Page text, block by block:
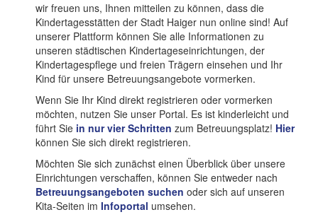
wir freuen uns, Ihnen mitteilen zu können, dass die
Kindertagesstätten der Stadt Haiger nun online sind! Auf
unserer Plattform können Sie alle Informationen zu
unseren städtischen Kindertageseinrichtungen, der
Kindertagespflege und freien Trägern einsehen und Ihr
Kind für unsere Betreuungsangebote vormerken.
Wenn Sie Ihr Kind direkt registrieren oder vormerken
möchten, nutzen Sie unser Portal. Es ist kinderleicht und
führt Sie in nur vier Schritten zum Betreuungsplatz! Hier
können Sie sich direkt registrieren.
Möchten Sie sich zunächst einen Überblick über unsere
Einrichtungen verschaffen, können Sie entweder nach
Betreuungsangeboten suchen oder sich auf unseren
Kita-Seiten im Infoportal umsehen.